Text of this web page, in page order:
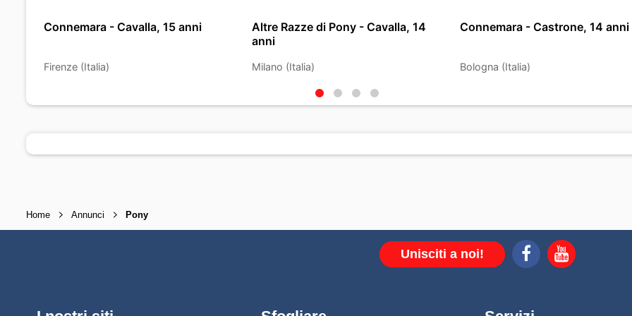
Connemara - Cavalla, 15 anni
Firenze (Italia)
Altre Razze di Pony - Cavalla, 14
anni
Milano (Italia)
Connemara - Castrone, 14 anni
Bologna (Italia)
Home Annunci Pony
Unisciti a noi!